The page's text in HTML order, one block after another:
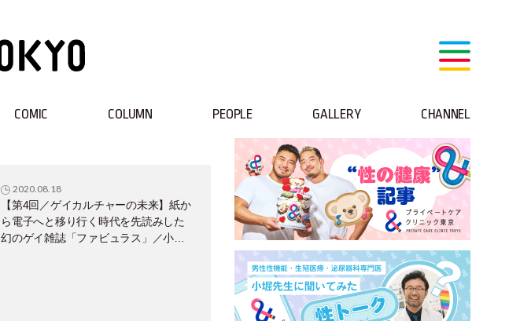
COMIC COLUMN PEOPLE GALLERY CHANNEL
2020.08.18
【第4回／ゲイカルチャーの未来】紙か
ら電子へと移り行く時代を先読みした
幻のゲイ雑誌「ファビュラス」／小倉